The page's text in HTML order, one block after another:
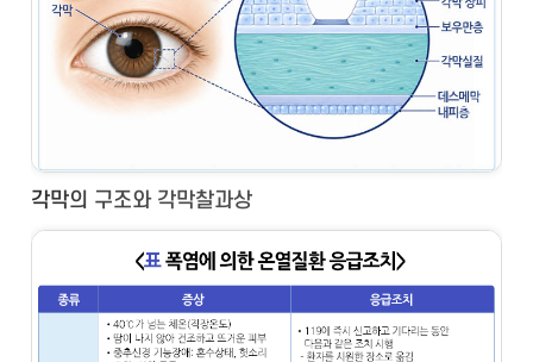
각막의 구조와 각막찰과상